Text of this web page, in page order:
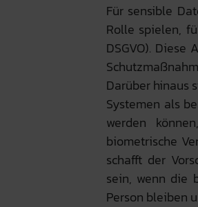
Für sensible
Rolle spielen,
DSGVO).
Darüber hinaus
Systemen als
werden
biometrische
schafft der
sein, wenn die
Person bleiben